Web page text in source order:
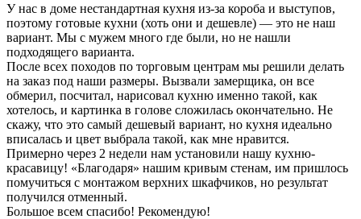
У нас в доме нестандартная кухня из-за короба и выступов,
поэтому готовые кухни (хоть они и дешевле) — это не наш
вариант. Мы с мужем много где были, но не нашли
подходящего варианта.
После всех походов по торговым центрам мы решили делать
на заказ под наши размеры. Вызвали замерщика, он все
обмерил, посчитал, нарисовал кухню именно такой, как
хотелось, и картинка в голове сложилась окончательно. Не
скажу, что это самый дешевый вариант, но кухня идеально
вписалась и цвет выбрала такой, как мне нравится.
Примерно через 2 недели нам установили нашу кухню-
красавицу! «Благодаря» нашим кривым стенам, им пришлось
помучиться с монтажом верхних шкафчиков, но результат
получился отменный.
Большое всем спасибо! Рекомендую!